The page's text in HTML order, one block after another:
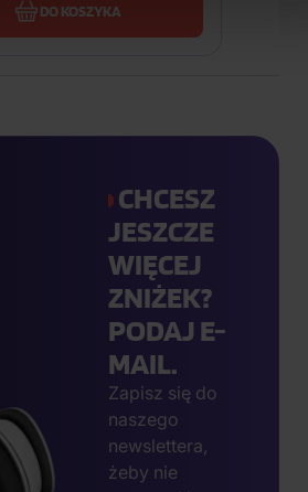
DO KOSZYKA
CHCESZ
JESZCZE
WIĘCEJ
ZNIŻEK?
PODAJ E-
MAIL.
Zapisz się do
naszego
newslettera,
żeby nie